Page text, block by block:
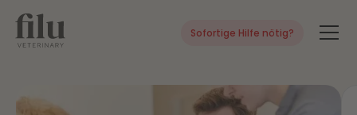
Sofortige Hilfe nötig?